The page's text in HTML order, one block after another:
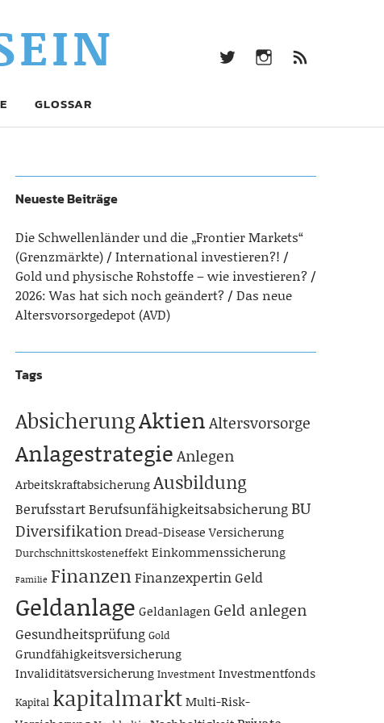
(RSS)
GLOSSAR
Neueste Beiträge
Die Schwellenländer und die „Frontier Markets“
(Grenzmärkte)
International investieren?!
Gold und physische Rohstoffe – wie investieren?
2026: Was hat sich noch geändert?
Das neue
Altersvorsorgedepot (AVD)
Tags
AbsicherungAktienAltersvorsorge
AnlagestrategieAnlegen
ArbeitskraftabsicherungAusbildung
BerufsstartBerufsunfähigkeitsabsicherungBU
DiversifikationDread-Disease Versicherung
Durchschnittskosteneffekt Einkommenssicherung
Familie FinanzenFinanzexpertinGeld
Geldanlage Geldanlagen Geld anlegen
Gesundheitsprüfung Gold
Grundfähigkeitsversicherung
Invaliditätsversicherung Investment Investmentfonds
Kapital kapitalmarktMulti-Risk-